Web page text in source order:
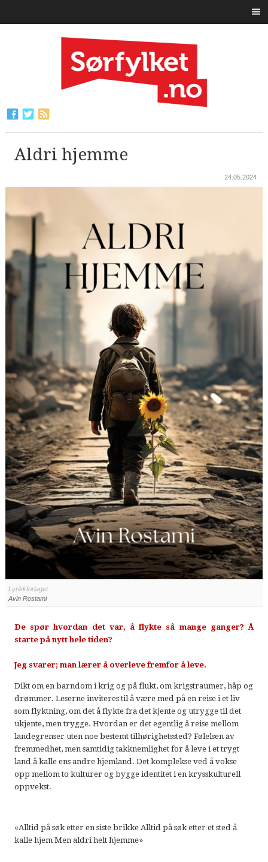
Aldri hjemme
24.05.2024
Lyrikkforlaget
Avin Rostami
De spør hvordan det var, å flykte så mange ganger? Å
starte på nytt hele tiden?
Jeg svarer; man lærer å overleve fremfor å leve.
Dikt om en barndom i krig og på flukt, om krigstraumer, håp og
drømmer. Leserne inviteres til å være med på en reise i et liv
som flyktning, om det å flykte fra det kjente og utrygge til det
ukjente, men trygge. Hvordan er det egentlig å reise mellom
landegrenser uten noe bestemt tilhørighetssted? Følelsen av
fremmedhet, men samtidig takknemlighet for å leve i et trygt
land å kalle ens andre hjemland. Det komplekse ved å vokse
opp mellom to kulturer og bygge identitet i en krysskulturell
oppvekst.
«Alltid på søk etter en siste brikke Alltid på søk etter et sted å
kalle hjem Men aldri helt hjemme»